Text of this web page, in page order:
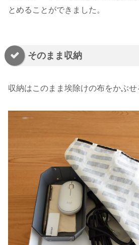
とめることができました。
そのまま収納
収納はこのまま埃除けの布をかぶせ